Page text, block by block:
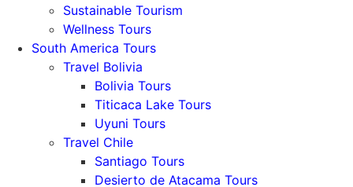
Sustainable Tourism
Wellness Tours
South America Tours
Travel Bolivia
Bolivia Tours
Titicaca Lake Tours
Uyuni Tours
Travel Chile
Santiago Tours
Desierto de Atacama Tours